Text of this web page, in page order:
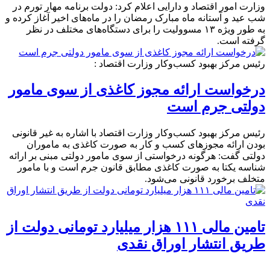
وزارت امور اقتصاد و دارایی اعلام کرد: دولت برنامه مهار تورم در
شب عید و آستانه ماه مبارک رمضان را در ماه‌های اخیر آغاز کرده و
به طور ویژه ۱۳ مسوولیت را برای دستگاه‌های مختلف در نظر
گرفته است.
رئیس مرکز بهبود کسب‌وکار وزارت اقتصاد :
درخواست ارائه مجوز کاغذی از سوی مامور
دولتی جرم است
رئیس مرکز بهبود کسب‌وکار وزارت اقتصاد با اشاره به غیر قانونی
بودن ارائه مجوزهای کسب و کار به صورت کاغذی به ماموران
دولتی گفت: هرگونه درخواستی از سوی مامور دولتی مبنی بر ارائه
شناسه یکتا به صورت کاغذی مطابق قانون جرم است و با مامور
متخلف برخورد قانونی می‌شود.
تامین مالی ۱۱۱ هزار میلیارد تومانی دولت از
طریق انتشار اوراق نقدی